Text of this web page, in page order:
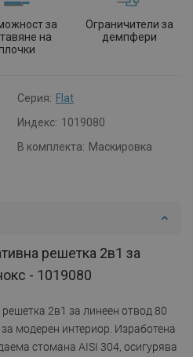
за
на
Ограничители за
демпфери
Серия: Flat
Индекс: 1019080
В комплекта: Маскировка
решетка 2в1 за
- 1019080
2в1 за линеен отвод 80
модерен интериор. Изработена
стомана AISI 304, осигурява